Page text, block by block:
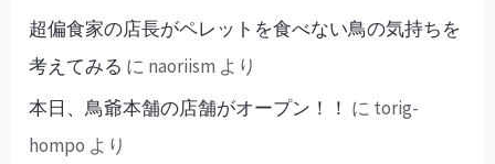
超偏食家の店長がペレットを食べない鳥の気持ちを
考えてみる に naoriism より
本日、鳥爺本舗の店舗がオープン！！ に torig-
hompo より